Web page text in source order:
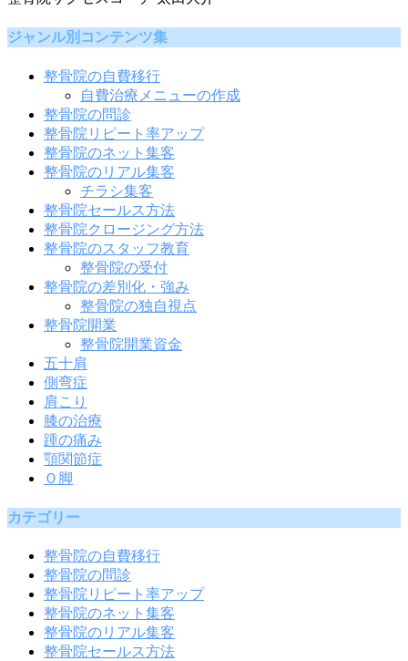
ジャンル別コンテンツ集
整骨院の自費移行
自費治療メニューの作成
整骨院の問診
整骨院リピート率アップ
整骨院のネット集客
整骨院のリアル集客
チラシ集客
整骨院セールス方法
整骨院クロージング方法
整骨院のスタッフ教育
整骨院の受付
整骨院の差別化・強み
整骨院の独自視点
整骨院開業
整骨院開業資金
五十肩
側弯症
肩こり
膝の治療
踵の痛み
顎関節症
Ｏ脚
カテゴリー
整骨院の自費移行
整骨院の問診
整骨院リピート率アップ
整骨院のネット集客
整骨院のリアル集客
整骨院セールス方法